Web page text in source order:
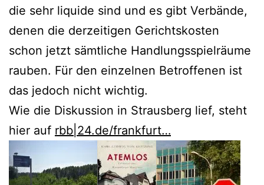
die sehr liquide sind und es gibt Verbände,
denen die derzeitigen Gerichtskosten
schon jetzt sämtliche Handlungsspielräume
rauben. Für den einzelnen Betroffenen ist
das jedoch nicht wichtig.
Wie die Diskussion in Strausberg lief, steht
hier auf rbb|24.de/frankfurt…